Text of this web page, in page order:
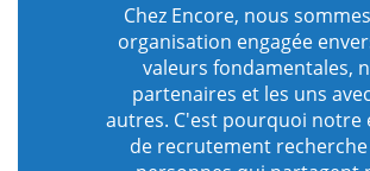
Chez Encore, nous
organisation engagée
valeurs fondamentales,
partenaires et les uns
autres. C'est pourquoi notre
de recrutement recherche